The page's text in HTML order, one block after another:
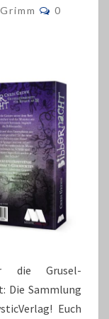
0
die Grusel-
Die Sammlung
Euch